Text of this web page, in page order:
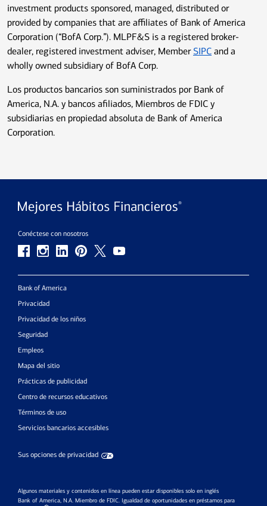
investment products sponsored, managed, distributed or
provided by companies that are affiliates of Bank of America
Corporation (“BofA Corp.”). MLPF&S is a registered broker-
dealer, registered investment adviser, Member SIPC and a
wholly owned subsidiary of BofA Corp.
Los productos bancarios son suministrados por Bank of
America, N.A. y bancos afiliados, Miembros de FDIC y
subsidiarias en propiedad absoluta de Bank of America
Corporation.
Conéctese con nosotros
Bank of America
Privacidad
Privacidad de los niños
Seguridad
Empleos
Mapa del sitio
Prácticas de publicidad
Centro de recursos educativos
Términos de uso
Servicios bancarios accesibles
Sus opciones de privacidad
Algunos materiales y contenidos en línea pueden estar disponibles solo en inglés
Bank of America, N.A. Miembro de FDIC. Igualdad de oportunidades en préstamos para